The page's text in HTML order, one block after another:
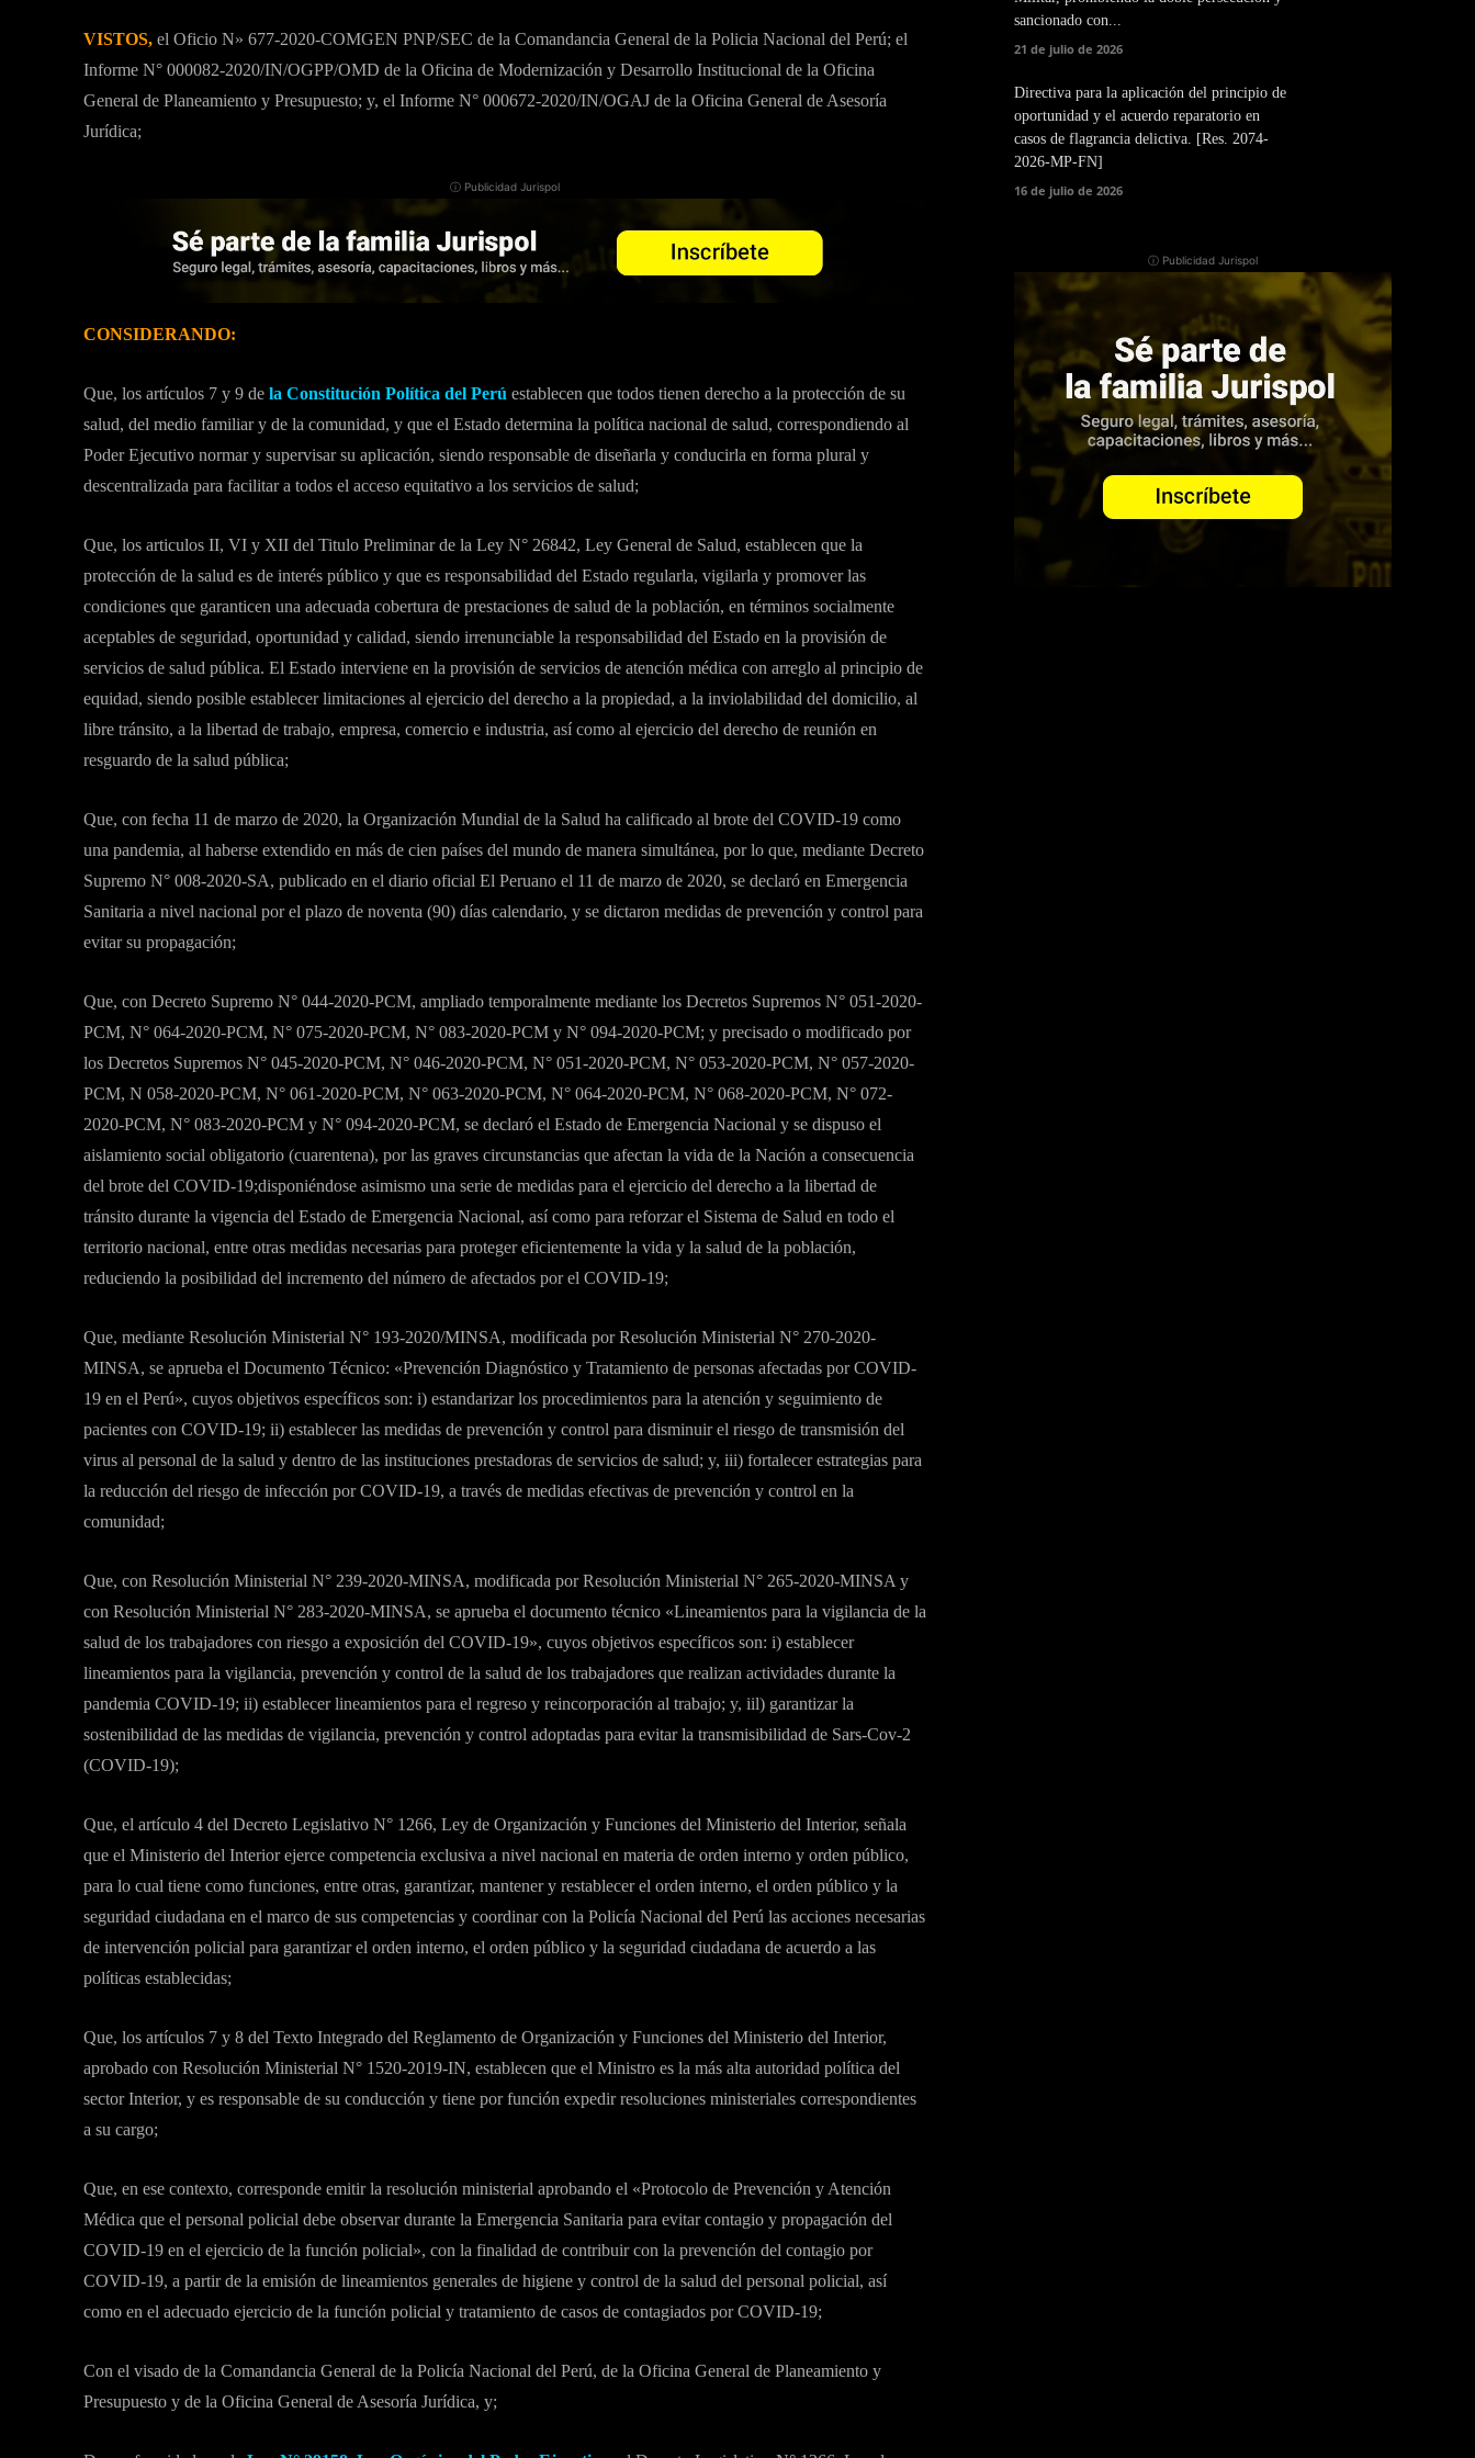
VISTOS, el Oficio N» 677-2020-COMGEN PNP/SEC de la Comandancia General de la Policia Nacional del Perú; el
Informe N° 000082-2020/IN/OGPP/OMD de la Oficina de Modernización y Desarrollo Institucional de la Oficina
General de Planeamiento y Presupuesto; y, el Informe N° 000672-2020/IN/OGAJ de la Oficina General de Asesoría
Jurídica;
ⓘ Publicidad Jurispol
CONSIDERANDO:
Que, los artículos 7 y 9 de la Constitución Política del Perú establecen que todos tienen derecho a la protección de su
salud, del medio familiar y de la comunidad, y que el Estado determina la política nacional de salud, correspondiendo al
Poder Ejecutivo normar y supervisar su aplicación, siendo responsable de diseñarla y conducirla en forma plural y
descentralizada para facilitar a todos el acceso equitativo a los servicios de salud;
Que, los articulos II, VI y XII del Titulo Preliminar de la Ley N° 26842, Ley General de Salud, establecen que la
protección de la salud es de interés público y que es responsabilidad del Estado regularla, vigilarla y promover las
condiciones que garanticen una adecuada cobertura de prestaciones de salud de la población, en términos socialmente
aceptables de seguridad, oportunidad y calidad, siendo irrenunciable la responsabilidad del Estado en la provisión de
servicios de salud pública. El Estado interviene en la provisión de servicios de atención médica con arreglo al principio de
equidad, siendo posible establecer limitaciones al ejercicio del derecho a la propiedad, a la inviolabilidad del domicilio, al
libre tránsito, a la libertad de trabajo, empresa, comercio e industria, así como al ejercicio del derecho de reunión en
resguardo de la salud pública;
Que, con fecha 11 de marzo de 2020, la Organización Mundial de la Salud ha calificado al brote del COVID-19 como
una pandemia, al haberse extendido en más de cien países del mundo de manera simultánea, por lo que, mediante Decreto
Supremo N° 008-2020-SA, publicado en el diario oficial El Peruano el 11 de marzo de 2020, se declaró en Emergencia
Sanitaria a nivel nacional por el plazo de noventa (90) días calendario, y se dictaron medidas de prevención y control para
evitar su propagación;
Que, con Decreto Supremo N° 044-2020-PCM, ampliado temporalmente mediante los Decretos Supremos N° 051-2020-
PCM, N° 064-2020-PCM, N° 075-2020-PCM, N° 083-2020-PCM y N° 094-2020-PCM; y precisado o modificado por
los Decretos Supremos N° 045-2020-PCM, N° 046-2020-PCM, N° 051-2020-PCM, N° 053-2020-PCM, N° 057-2020-
PCM, N 058-2020-PCM, N° 061-2020-PCM, N° 063-2020-PCM, N° 064-2020-PCM, N° 068-2020-PCM, N° 072-
2020-PCM, N° 083-2020-PCM y N° 094-2020-PCM, se declaró el Estado de Emergencia Nacional y se dispuso el
aislamiento social obligatorio (cuarentena), por las graves circunstancias que afectan la vida de la Nación a consecuencia
del brote del COVID-19;disponiéndose asimismo una serie de medidas para el ejercicio del derecho a la libertad de
tránsito durante la vigencia del Estado de Emergencia Nacional, así como para reforzar el Sistema de Salud en todo el
territorio nacional, entre otras medidas necesarias para proteger eficientemente la vida y la salud de la población,
reduciendo la posibilidad del incremento del número de afectados por el COVID-19;
Que, mediante Resolución Ministerial N° 193-2020/MINSA, modificada por Resolución Ministerial N° 270-2020-
MINSA, se aprueba el Documento Técnico: «Prevención Diagnóstico y Tratamiento de personas afectadas por COVID-
19 en el Perú», cuyos objetivos específicos son: i) estandarizar los procedimientos para la atención y seguimiento de
pacientes con COVID-19; ii) establecer las medidas de prevención y control para disminuir el riesgo de transmisión del
virus al personal de la salud y dentro de las instituciones prestadoras de servicios de salud; y, iii) fortalecer estrategias para
la reducción del riesgo de infección por COVID-19, a través de medidas efectivas de prevención y control en la
comunidad;
Que, con Resolución Ministerial N° 239-2020-MINSA, modificada por Resolución Ministerial N° 265-2020-MINSA y
con Resolución Ministerial N° 283-2020-MINSA, se aprueba el documento técnico «Lineamientos para la vigilancia de la
salud de los trabajadores con riesgo a exposición del COVID-19», cuyos objetivos específicos son: i) establecer
lineamientos para la vigilancia, prevención y control de la salud de los trabajadores que realizan actividades durante la
pandemia COVID-19; ii) establecer lineamientos para el regreso y reincorporación al trabajo; y, iil) garantizar la
sostenibilidad de las medidas de vigilancia, prevención y control adoptadas para evitar la transmisibilidad de Sars-Cov-2
(COVID-19);
Que, el artículo 4 del Decreto Legislativo N° 1266, Ley de Organización y Funciones del Ministerio del Interior, señala
que el Ministerio del Interior ejerce competencia exclusiva a nivel nacional en materia de orden interno y orden público,
para lo cual tiene como funciones, entre otras, garantizar, mantener y restablecer el orden interno, el orden público y la
seguridad ciudadana en el marco de sus competencias y coordinar con la Policía Nacional del Perú las acciones necesarias
de intervención policial para garantizar el orden interno, el orden público y la seguridad ciudadana de acuerdo a las
políticas establecidas;
Que, los artículos 7 y 8 del Texto Integrado del Reglamento de Organización y Funciones del Ministerio del Interior,
aprobado con Resolución Ministerial N° 1520-2019-IN, establecen que el Ministro es la más alta autoridad política del
sector Interior, y es responsable de su conducción y tiene por función expedir resoluciones ministeriales correspondientes
a su cargo;
Que, en ese contexto, corresponde emitir la resolución ministerial aprobando el «Protocolo de Prevención y Atención
Médica que el personal policial debe observar durante la Emergencia Sanitaria para evitar contagio y propagación del
COVID-19 en el ejercicio de la función policial», con la finalidad de contribuir con la prevención del contagio por
COVID-19, a partir de la emisión de lineamientos generales de higiene y control de la salud del personal policial, así
como en el adecuado ejercicio de la función policial y tratamiento de casos de contagiados por COVID-19;
Con el visado de la Comandancia General de la Policía Nacional del Perú, de la Oficina General de Planeamiento y
Presupuesto y de la Oficina General de Asesoría Jurídica, y;
sancionado con...
21 de julio de 2026
Directiva para la aplicación del principio de
oportunidad y el acuerdo reparatorio en
casos de flagrancia delictiva. [Res. 2074-
2026-MP-FN]
16 de julio de 2026
ⓘ Publicidad Jurispol